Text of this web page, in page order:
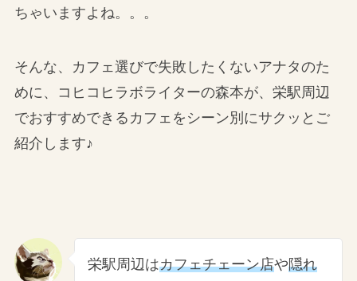
ちゃいますよね。。。
そんな、カフェ選びで失敗したくないアナタのた
めに、コヒコヒラボライターの森本が、栄駅周辺
でおすすめできるカフェをシーン別にサクッとご
紹介します♪
栄駅周辺はカフェチェーン店や隠れ